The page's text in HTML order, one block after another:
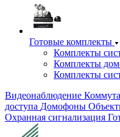
Готовые комплекты
Комплекты
Комплекты
Комплекты
Видеонаблюдение
доступа Домофоны
Охранная сигнализация